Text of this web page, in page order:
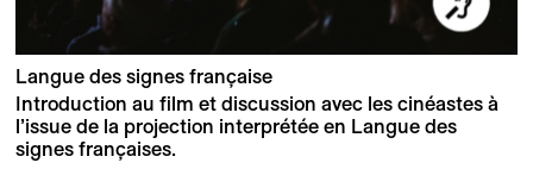
Langue des signes française
Introduction au film et discussion avec les cinéastes à
l’issue de la projection interprétée en Langue des
signes françaises.